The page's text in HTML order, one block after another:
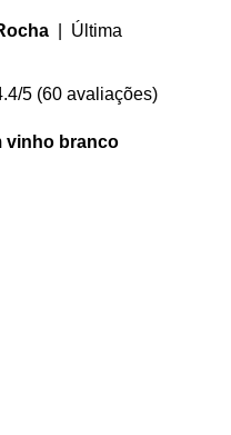
| Última
5 (60 avaliações)
vinho branco